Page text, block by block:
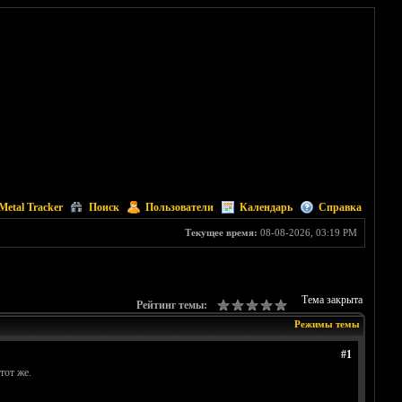
Tracker Поиск Пользователи Календарь Справка
Текущее время: 08-08-2026, 03:19 PM
Тема закрыта
Рейтинг темы:
Режимы темы
#1
же.